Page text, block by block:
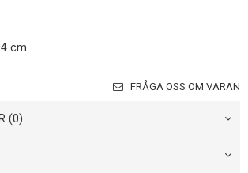
cm
FRÅGA OSS OM VARAN
(0)